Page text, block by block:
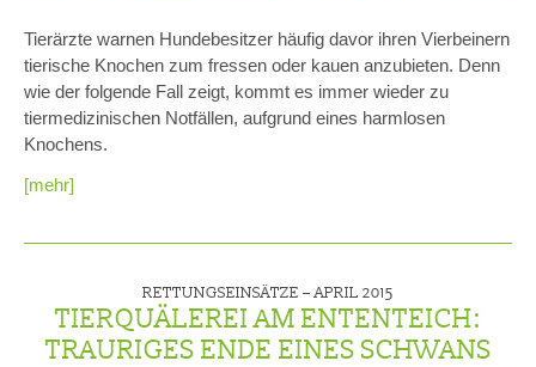
Tierärzte warnen Hundebesitzer häufig davor ihren Vierbeinern
tierische Knochen zum fressen oder kauen anzubieten. Denn
wie der folgende Fall zeigt, kommt es immer wieder zu
tiermedizinischen Notfällen, aufgrund eines harmlosen
Knochens.
[mehr]
RETTUNGSEINSÄTZE – APRIL 2015
TIERQUÄLEREI AM ENTENTEICH:
TRAURIGES ENDE EINES SCHWANS